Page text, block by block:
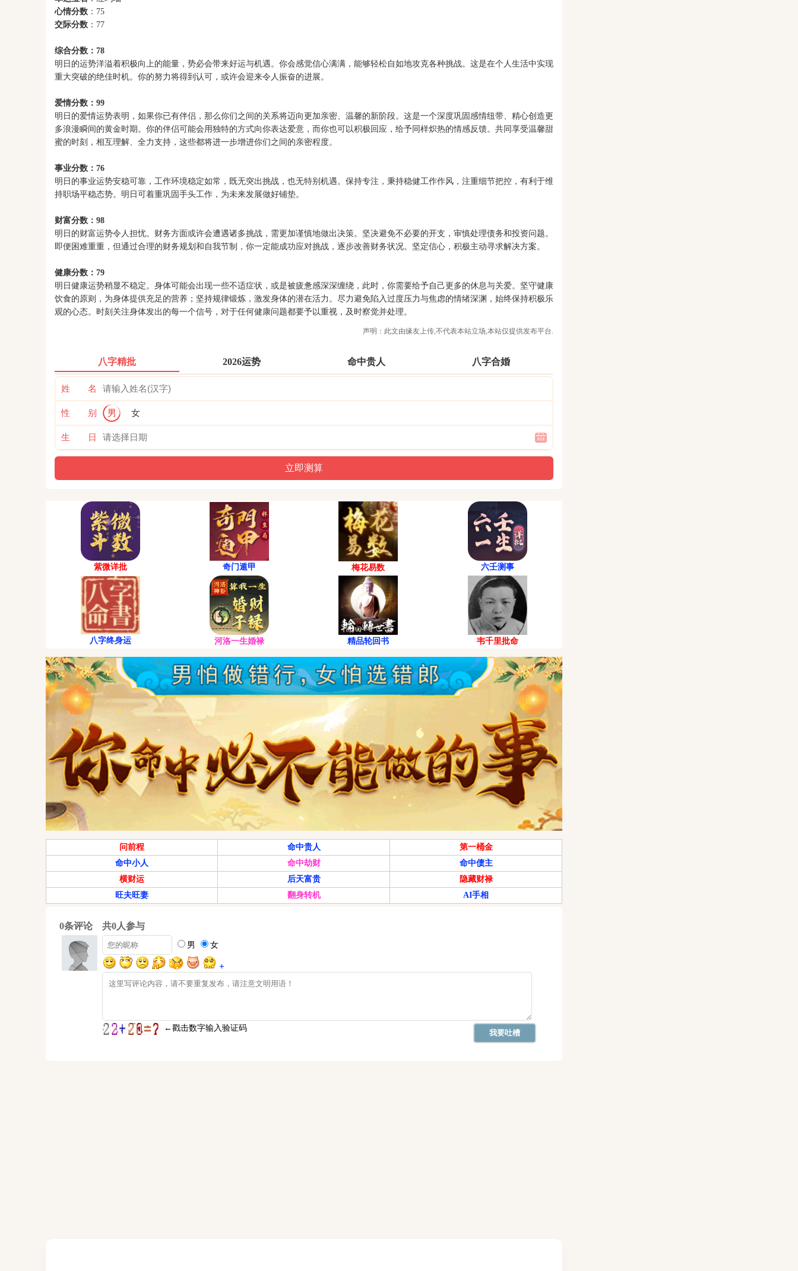
心情分数 ：75
交际分数 ：77
综合分数：78
明日的运势洋溢着积极向上的能量，势必会带来好运与机遇。你会感觉信心满满，能够轻松自如地攻克各种挑战。这是在个人生活中实现
重大突破的绝佳时机。你的努力将得到认可，或许会迎来令人振奋的进展。
爱情分数：99
明日的爱情运势表明，如果你已有伴侣，那么你们之间的关系将迈向更加亲密、温馨的新阶段。这是一个深度巩固感情纽带、精心创造更
多浪漫瞬间的黄金时期。你的伴侣可能会用独特的方式向你表达爱意，而你也可以积极回应，给予同样炽热的情感反馈。共同享受温馨甜
蜜的时刻，相互理解、全力支持，这些都将进一步增进你们之间的亲密程度。
事业分数：76
明日的事业运势安稳可靠，工作环境稳定如常，既无突出挑战，也无特别机遇。保持专注，秉持稳健工作作风，注重细节把控，有利于维
持职场平稳态势。明日可着重巩固手头工作，为未来发展做好铺垫。
财富分数：98
明日的财富运势令人担忧。财务方面或许会遭遇诸多挑战，需更加谨慎地做出决策。坚决避免不必要的开支，审慎处理债务和投资问题。
即便困难重重，但通过合理的财务规划和自我节制，你一定能成功应对挑战，逐步改善财务状况。坚定信心，积极主动寻求解决方案。
健康分数：79
明日健康运势稍显不稳定。身体可能会出现一些不适症状，或是被疲惫感深深缠绕，此时，你需要给予自己更多的休息与关爱。坚守健康
饮食的原则，为身体提供充足的营养；坚持规律锻炼，激发身体的潜在活力。尽力避免陷入过度压力与焦虑的情绪深渊，始终保持积极乐
观的心态。时刻关注身体发出的每一个信号，对于任何健康问题都要予以重视，及时察觉并处理。
声明：此文由缘友上传,不代表本站立场,本站仅提供发布平台.
八字精批 2026运势 命中贵人 八字合婚
姓 名
性 别 男 女
生 日
紫微详批 奇门遁甲 梅花易数 六壬测事
八字终身运 河洛一生婚禄 精品轮回书 韦千里批命
问前程 命中贵人
第一桶金
命中小人
命中劫财
命中债主
横财运
后天富贵
隐藏财禄
旺夫旺妻
翻身转机 AI手相